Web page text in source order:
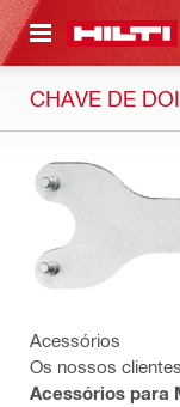
CONTENT
CHAVE DE
Acessórios
Os nossos
Acessórios para